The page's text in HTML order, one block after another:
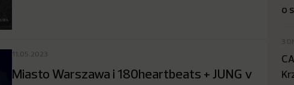
11.05.2023
Miasto Warszawa i 180heartbeats + JUNG v
o
3